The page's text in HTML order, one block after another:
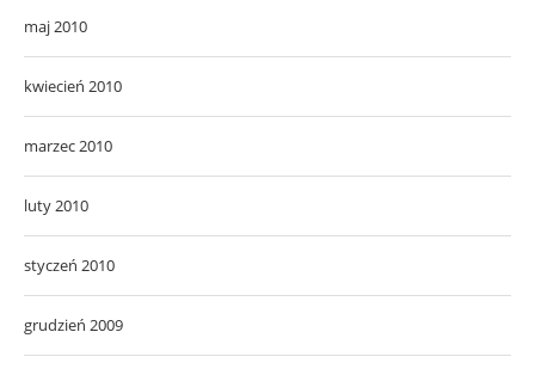
maj 2010
kwiecień 2010
marzec 2010
luty 2010
styczeń 2010
grudzień 2009